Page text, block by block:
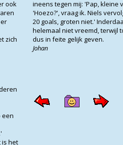
ook
zich
ineens tegen mij: 'Pap, kleine
'Hoezo?', vraag ik. Niels
20 goals, groten niet.'
helemaal niet vreemd, terwijl
dus in feite gelijk geven.
Johan
een
is het